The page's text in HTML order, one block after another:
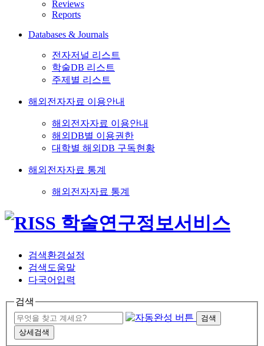
Reviews
Reports
Databases & Journals
전자저널 리스트
학술DB 리스트
주제별 리스트
해외전자자료 이용안내
해외전자자료 이용안내
해외DB별 이용권한
대학별 해외DB 구독현황
해외전자자료 통계
해외전자자료 통계
검색환경설정
검색도움말
다국어입력
검색
검색
상세검색